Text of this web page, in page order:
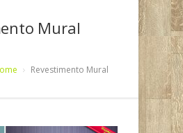
Mural
Revestimento Mural